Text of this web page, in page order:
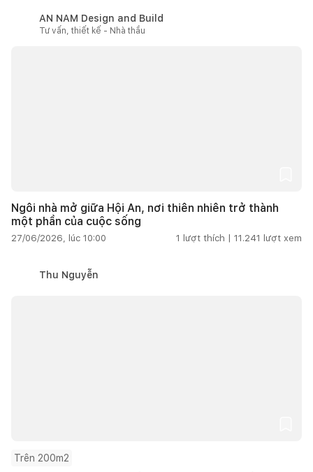
AN NAM Design and Build
Tư vấn, thiết kế - Nhà thầu
Ngôi nhà mở giữa Hội An, nơi thiên nhiên trở thành
một phần của cuộc sống
27/06/2026, lúc 10:00 1 lượt thích | 11.241 lượt xem
Thu Nguyễn
Trên 200m2